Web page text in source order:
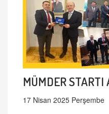
MÜMDER STARTI
17 Nisan 2025 Perşembe